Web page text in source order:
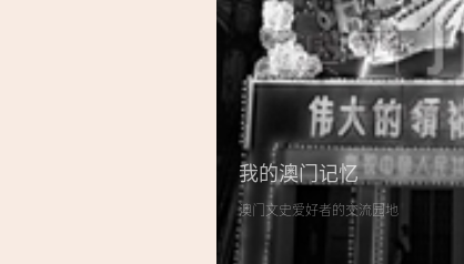
我的澳门记忆
澳门文史爱好者的交流园地